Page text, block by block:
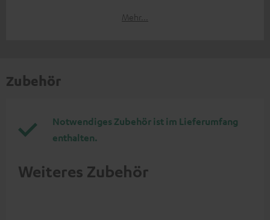
Mehr...
Zubehör
Notwendiges Zubehör ist im Lieferumfang
enthalten.
Weiteres Zubehör